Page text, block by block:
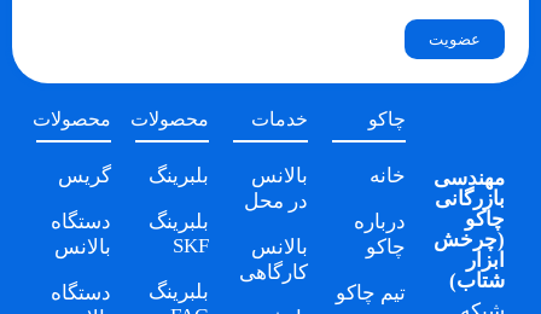
عضویت
مهندسی
بازرگانی
چاکو
(چرخش
ابزار
شتاب)
چاکو
خانه
درباره
چاکو
تیم چاکو
خدمات
بالانس
در محل
بالانس
کارگاهی
محصولات
بلبرینگ
بلبرینگ
SKF
بلبرینگ
محصولات
گریس
دستگاه
بالانس
دستگاه